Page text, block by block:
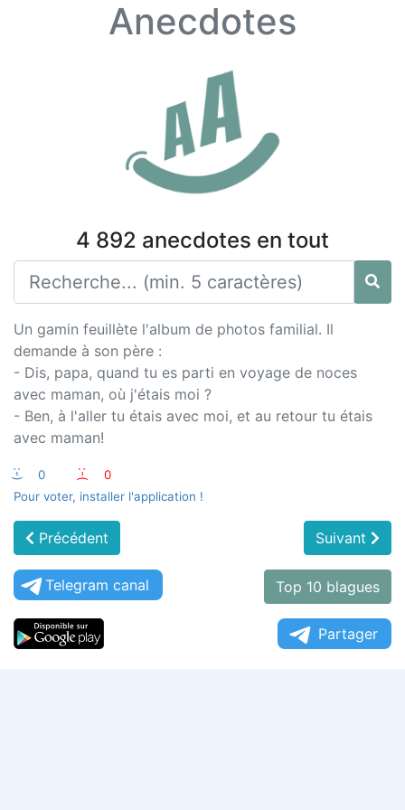
Anecdotes
4 892 anecdotes en tout
Un gamin feuillète l'album de photos familial. Il
demande à son père :
- Dis, papa, quand tu es parti en voyage de noces
avec maman, où j'étais moi ?
- Ben, à l'aller tu étais avec moi, et au retour tu étais
avec maman!
:-) 0 :-(
0
Pour voter, installer l'application !
Précédent Suivant
Telegram canal Top 10 blagues
Partager